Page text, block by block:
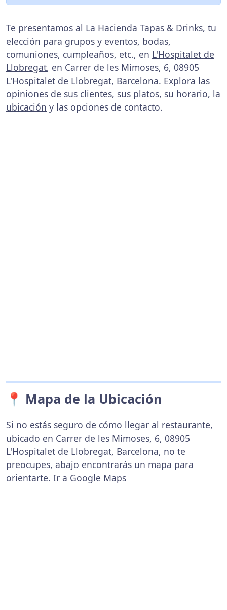
Te presentamos al La Hacienda Tapas & Drinks, tu
elección para grupos y eventos, bodas,
comuniones, cumpleaños, etc., en L'Hospitalet de
Llobregat, en Carrer de les Mimoses, 6, 08905
L'Hospitalet de Llobregat, Barcelona. Explora las
opiniones de sus clientes, sus platos, su horario, la
ubicación y las opciones de contacto.
📍 Mapa de la Ubicación
Si no estás seguro de cómo llegar al restaurante,
ubicado en Carrer de les Mimoses, 6, 08905
L'Hospitalet de Llobregat, Barcelona, no te
preocupes, abajo encontrarás un mapa para
orientarte. Ir a Google Maps